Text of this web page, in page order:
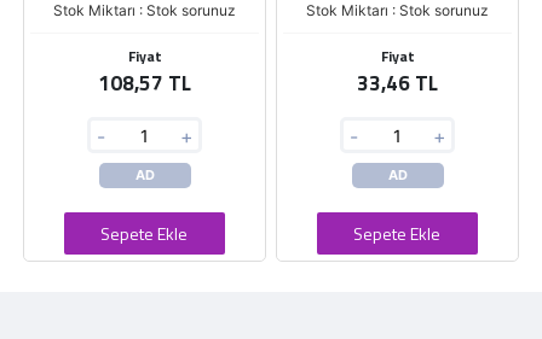
Stok Miktarı : Stok sorunuz
Fiyat
108,57 TL
- +
AD
Sepete Ekle
Stok Miktarı : Stok sorunuz
Fiyat
33,46 TL
- +
AD
Sepete Ekle